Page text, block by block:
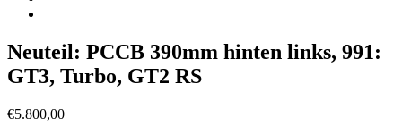
Neuteil: PCCB 390mm hinten links, 991:
GT3, Turbo, GT2 RS
€5.800,00